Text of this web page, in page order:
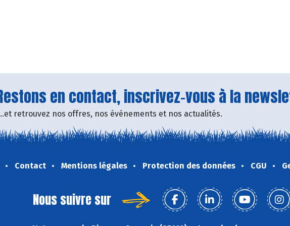
en contact, inscrivez-vous à la
retrouvez nos offres, nos événements et nos actualités.
Contact Mentions légales Protection des données CGU
Nous suivre sur